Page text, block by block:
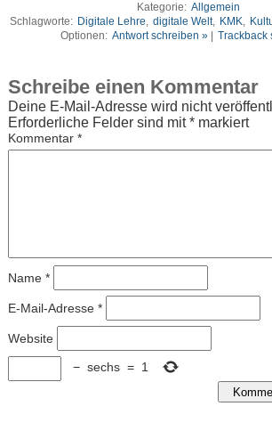
Kategorie: Allgemein
Schlagworte: Digitale Lehre, digitale Welt, KMK,
Optionen: Antwort schreiben » Trackback
Schreibe einen Kommentar
Deine E-Mail-Adresse wird nicht
Erforderliche Felder sind mit*markiert
Kommentar *
Name *
E-Mail-Adresse *
Website
− sechs = 1